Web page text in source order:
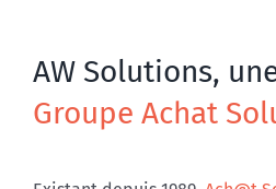
AW Solutions,
Groupe Achat